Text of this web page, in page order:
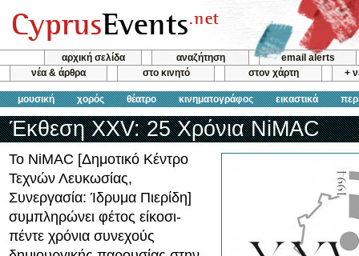
αρχική σελίδα αναζήτηση
email alerts
νέα & άρθρα
στο κινητό στον χάρτη +
μουσική χορός θέατρο κινηματογράφος εικαστικά
Έκθεση XXV: 25 Χρόνια NiMAC
Το NiMAC [Δημοτικό Κέντρο
Τεχνών Λευκωσίας,
Συνεργασία: Ίδρυμα Πιερίδη]
συμπληρώνει φέτος είκοσι-
πέντε χρόνια συνεχούς